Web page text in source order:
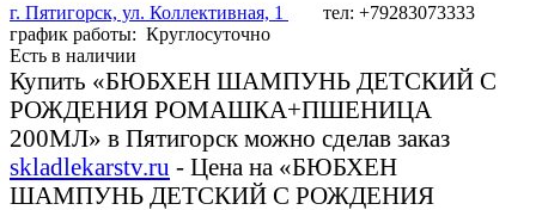
г. Пятигорск, ул. Коллективная, 1
тел: +79283073333
график работы: Круглосуточно
Есть в наличии
Купить «БЮБХЕН ШАМПУНЬ ДЕТСКИЙ С
РОЖДЕНИЯ РОМАШКА+ПШЕНИЦА
200МЛ» в Пятигорск можно сделав заказ
skladlekarstv.ru - Цена на «БЮБХЕН
ШАМПУНЬ ДЕТСКИЙ С РОЖДЕНИЯ